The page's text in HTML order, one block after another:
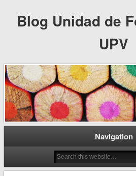
Blog Unidad de
UPV
Navigation